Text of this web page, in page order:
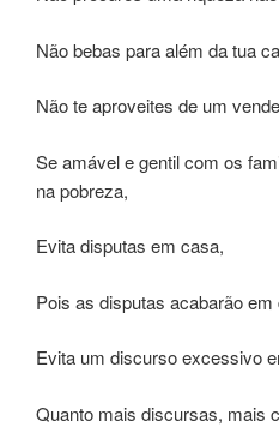
Não bebas para além da tua
Não te aproveites de um
Se amável e gentil com os
na pobreza,
Evita disputas em casa,
Pois as disputas acabarão em
Evita um discurso excessivo
Quanto mais discursas, mais